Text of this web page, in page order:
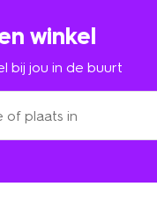
winkel
bij jou in de buurt